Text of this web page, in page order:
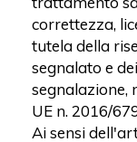
correttezza,
tutela della
segnalato e
segnalazione,
UE n. 2016/
Ai sensi